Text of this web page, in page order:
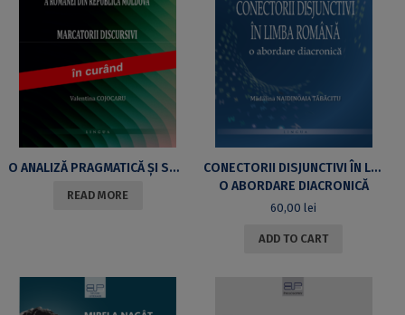
O ANALIZĂ PRAGMATICĂ ȘI SOCIOLINGVISTICĂ A ROMÂNEI DIN REPUBLICA MOLDOVA: MARCATORII DISCURSIVI
READ MORE
CONECTORII DISJUNCTIVI ÎN LIMBA ROMÂNĂ
O ABORDARE DIACRONICĂ
60,00lei
ADD TO CART